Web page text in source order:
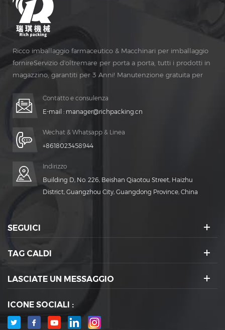
Ricco imballaggio farmaceutico & Macchinari per imballaggio
fornireServizio d'oltremare per porta a porta, tutti i prodotti in
magazzino, garantiti per 3 Anni! Manutenzione gratuita per
Contatto e consulenza
E-mail : manager@richpacking.cn
Wechat & Whatsapp & Linea
+8618023458944
Indirizzo
Building D, No. 226, Beishan Qiaotou Street, Haizhu
District, Guangzhou City, Guangdong Province, China
SEGUICI
TAG CALDI
LASCIATE UN MESSAGGIO
ICONE SOCIALI :